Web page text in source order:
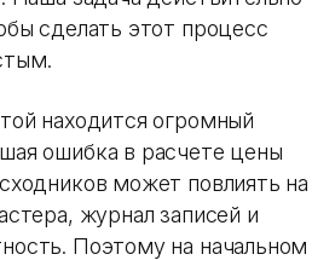
сделать этот процесс
находится огромный
ошибка в расчете цены
может повлиять на
журнал записей и
Поэтому на начальном